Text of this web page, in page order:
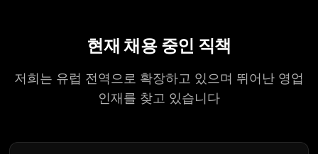
현재 채용 중인 직책
저희는 유럽 전역으로 확장하고 있으며 뛰어난 영업
인재를 찾고 있습니다